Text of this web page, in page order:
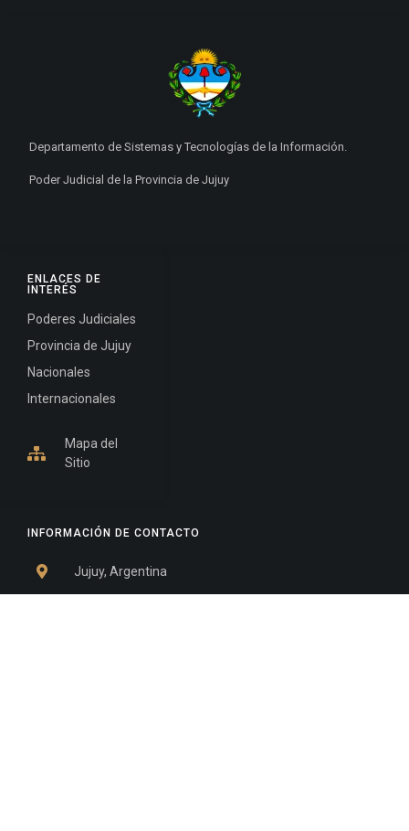
INFORMACIÓN DE CONTACTO
Jujuy, Argentina
ENLACES DE
INTERÉS
Poderes Judiciales
Provincia de Jujuy
Nacionales
Internacionales
Mapa del
Sitio
Departamento de Sistemas y Tecnologías de la Información.
Poder Judicial de la Provincia de Jujuy